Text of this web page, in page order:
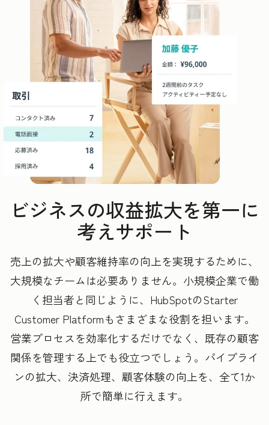
ビジネスの収益拡大を第一に
考えサポート
売上の拡大や顧客維持率の向上を実現するために、
大規模なチームは必要ありません。小規模企業で働
く担当者と同じように、HubSpotのStarter
Customer Platformもさまざまな役割を担います。
営業プロセスを効率化するだけでなく、既存の顧客
関係を管理する上でも役立つでしょう。パイプライ
ンの拡大、決済処理、顧客体験の向上を、全て1か
所で簡単に行えます。